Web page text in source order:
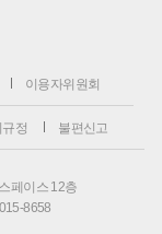
이용자위원회
정 불편신고
페이스 12층
8658